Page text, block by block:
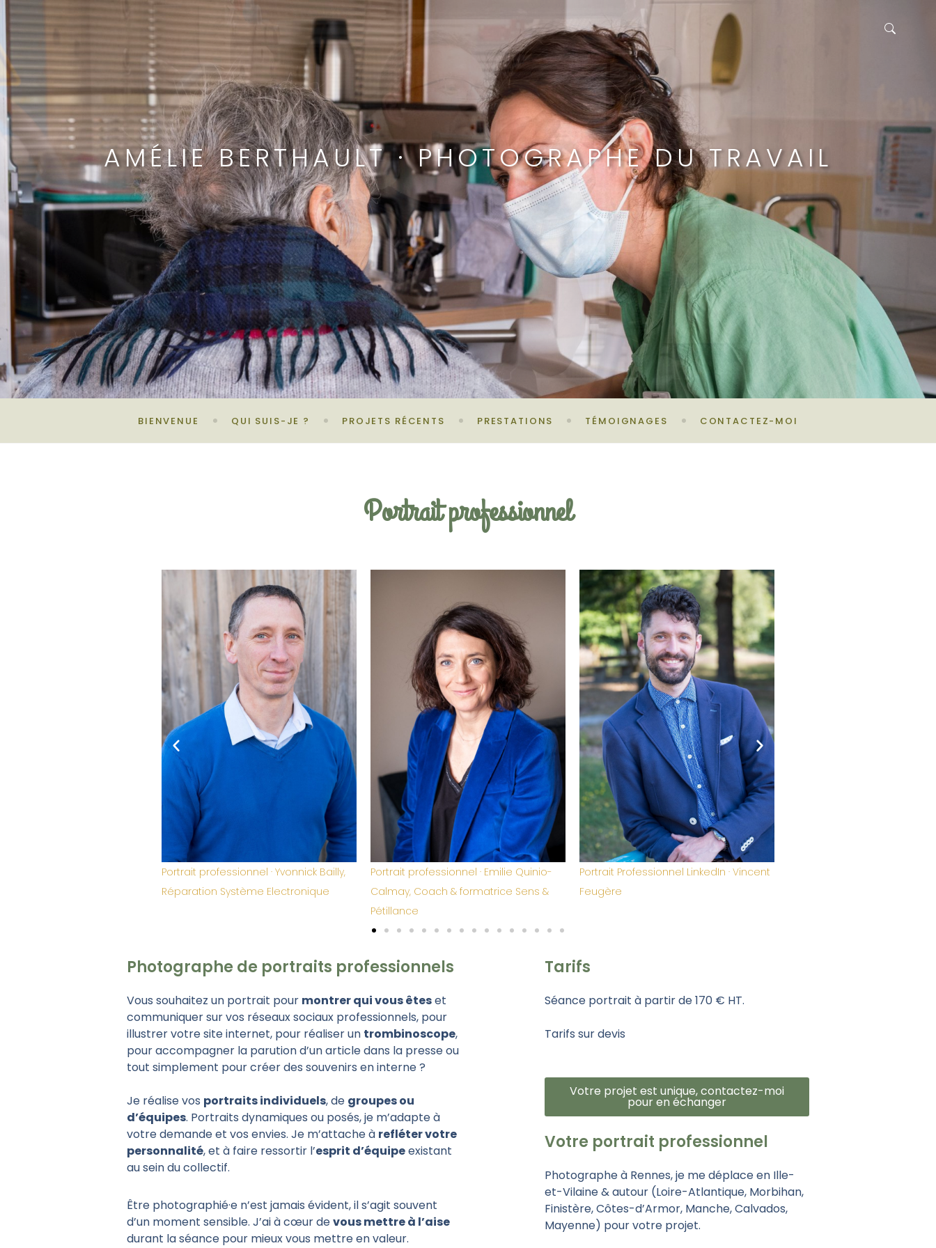
AMÉLIE BERTHAULT · PHOTOGRAPHE DU TRAVAIL
BIENVENUE QUI SUIS-JE ? PROJETS RÉCENTS PRESTATIONS TÉMOIGNAGES CONTACTEZ-MOI
Portrait professionnel
Portrait professionnel · Emilie Quinio-
Calmay, Coach & formatrice Sens &
Portrait Professionnel LinkedIn · Vincent
Feugère
Portrait · Dominique Bonniou
Photographe de portraits professionnels
Vous souhaitez un portrait pour montrer qui vous êteset
communiquer sur vos réseaux sociaux professionnels, pour
illustrer votre site internet, pour réaliser un trombinoscope,
pour accompagner la parution d’un article dans la presse ou
tout simplement pour créer des souvenirs en interne ?
Je réalise vos portraits individuels, de groupes ou
d’équipes. Portraits dynamiques ou posés, je m’adapte à
votre demande et vos envies. Je m’attache à refléter votre
personnalité, et à faire ressortir l’esprit d’équipeexistant
au sein du collectif.
Être photographié·e n’est jamais évident, il s’agit souvent
d’un moment sensible. J’ai à cœur devous mettre à l’aise
durant la séance pour mieux vous mettre en valeur.
Tarifs
Séance portrait à partir de 170 € HT.
Tarifs sur devis
Votre projet est unique, contactez-moi
pour en échanger
Votre portrait professionnel
Photographe à Rennes, je me déplace en Ille-
et-Vilaine & autour (Loire-Atlantique, Morbihan,
Finistère,Côtes-d’Armor, Manche,Calvados,
Mayenne) pour votre projet.